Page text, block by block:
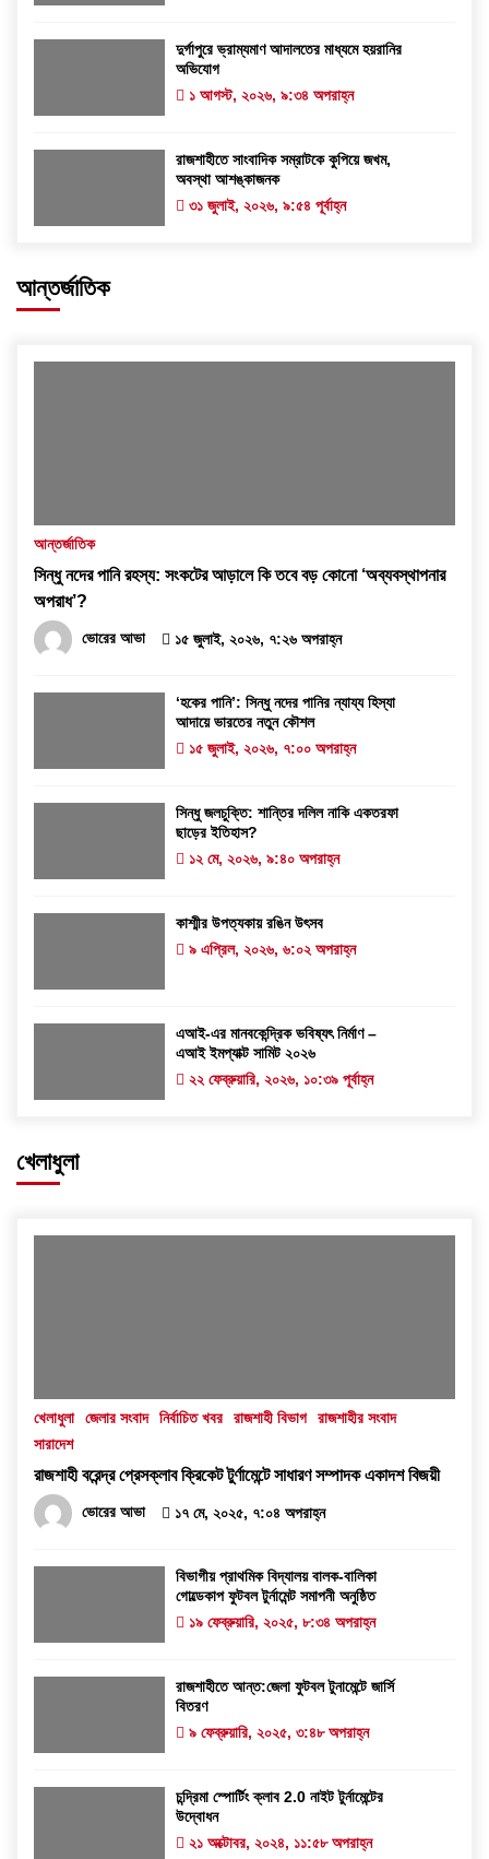
দুর্গাপুরে ভ্রাম্যমাণ আদালতের মাধ্যমে হয়রানির
অভিযোগ
১ আগস্ট, ২০২৬, ৯:৩৪ অপরাহ্ন
রাজশাহীতে সাংবাদিক সম্রাটকে কুপিয়ে জখম,
অবস্থা আশঙ্কাজনক
৩১ জুলাই, ২০২৬, ৯:৫৪ পূর্বাহ্ন
আন্তর্জাতিক
আন্তর্জাতিক
সিন্ধু নদের পানি রহস্য: সংকটের আড়ালে কি তবে বড় কোনো ‘অব্যবস্থাপনার
অপরাধ’?
ভোরের আভা ১৫ জুলাই, ২০২৬, ৭:২৬ অপরাহ্ন
‘হকের পানি’: সিন্ধু নদের পানির ন্যায্য হিস্যা
আদায়ে ভারতের নতুন কৌশল
১৫ জুলাই, ২০২৬, ৭:০০ অপরাহ্ন
সিন্ধু জলচুক্তি: শান্তির দলিল নাকি একতরফা
ছাড়ের ইতিহাস?
১২ মে, ২০২৬, ৯:৪০ অপরাহ্ন
কাশ্মীর উপত্যকায় রঙিন উৎসব
৯ এপ্রিল, ২০২৬, ৬:০২ অপরাহ্ন
এআই-এর মানবকেন্দ্রিক ভবিষ্যৎ নির্মাণ –
এআই ইমপ্যাক্ট সামিট ২০২৬
২২ ফেব্রুয়ারি, ২০২৬, ১০:৩৯ পূর্বাহ্ন
খেলাধুলা
খেলাধুলা জেলার সংবাদ নির্বাচিত খবর রাজশাহী বিভাগ
রাজশাহীর সংবাদ
সারাদেশ
রাজশাহী বরেন্দ্র প্রেসক্লাব ক্রিকেট টুর্ণামেন্টে সাধারণ সম্পাদক একাদশ বিজয়ী
ভোরের আভা ১৭ মে, ২০২৫, ৭:০৪ অপরাহ্ন
বিভাগীয় প্রাথমিক বিদ্যালয় বালক-বালিকা
গোল্ডেকাপ ফুটবল টুর্নামেন্ট সমাপনী অনুষ্ঠিত
১৯ ফেব্রুয়ারি, ২০২৫, ৮:৩৪ অপরাহ্ন
রাজশাহীতে আন্ত:জেলা ফুটবল টুনামেন্টে জার্সি
বিতরণ
৯ ফেব্রুয়ারি, ২০২৫, ৩:৪৮ অপরাহ্ন
চন্দ্রিমা স্পোর্টিং ক্লাব 2.0 নাইট টুর্নামেন্টের
উদ্বোধন
২১ অক্টোবর, ২০২৪, ১১:৫৮ অপরাহ্ন